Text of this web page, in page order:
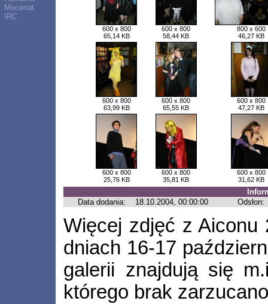
Mecenat
IRC
600 x 800
65,14 KB
600 x 800
58,44 KB
800 x 600
46,27 KB
600 x 800
63,99 KB
600 x 800
65,55 KB
600 x 800
47,27 KB
600 x 800
25,76 KB
600 x 800
35,81 KB
600 x 800
31,62 KB
Data dodania:
18.10.2004, 00:00:00 Odsłon:
Więcej zdjęć z Aiconu
dniach 16-17
galerii znajdują się
którego brak